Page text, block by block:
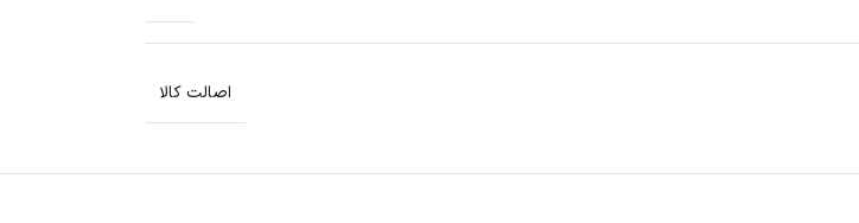
اصالت کالا